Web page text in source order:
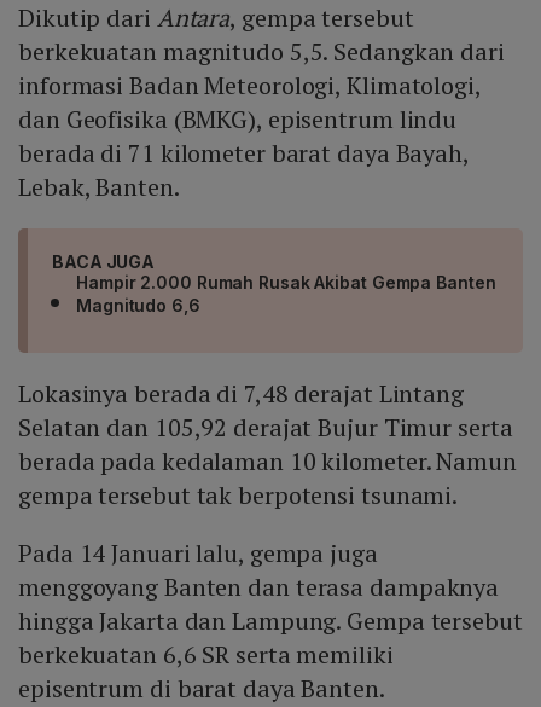
Dikutip dari Antara, gempa tersebut
berkekuatan magnitudo 5,5. Sedangkan dari
informasi Badan Meteorologi, Klimatologi,
dan Geofisika (BMKG), episentrum lindu
berada di 71 kilometer barat daya Bayah,
Lebak, Banten.
BACA JUGA
Hampir 2.000 Rumah Rusak Akibat Gempa Banten
Magnitudo 6,6
Lokasinya berada di 7,48 derajat Lintang
Selatan dan 105,92 derajat Bujur Timur serta
berada pada kedalaman 10 kilometer. Namun
gempa tersebut tak berpotensi tsunami.
Pada 14 Januari lalu, gempa juga
menggoyang Banten dan terasa dampaknya
hingga Jakarta dan Lampung. Gempa tersebut
berkekuatan 6,6 SR serta memiliki
episentrum di barat daya Banten.